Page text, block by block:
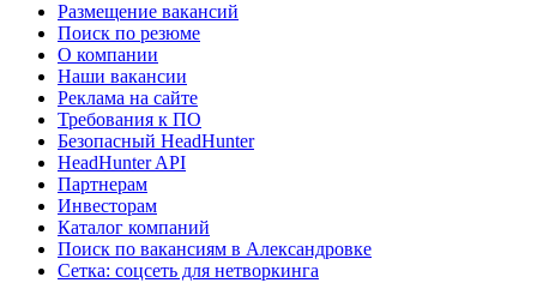
Размещение вакансий
Поиск по резюме
О компании
Наши вакансии
Реклама на сайте
Требования к ПО
Безопасный HeadHunter
HeadHunter API
Партнерам
Инвесторам
Каталог компаний
Поиск по вакансиям в Александровке
Сетка: соцсеть для нетворкинга